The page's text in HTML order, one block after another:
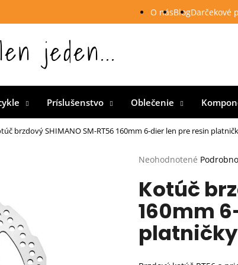
O násBlogDarčekové
jeden...
Príslušenstvo Oblečenie
brzdový SHIMANO SM-RT56 160mm 6-dier len pre resin
Priemerné
produktu
je
0,0
5
hviezdičiek.
Neohodnotené
Kotúč
160mm
platničky